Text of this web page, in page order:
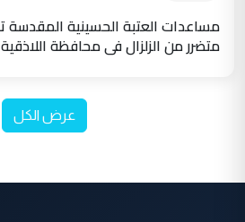
متضرر من الزلزال في محافظة
عرض الكل